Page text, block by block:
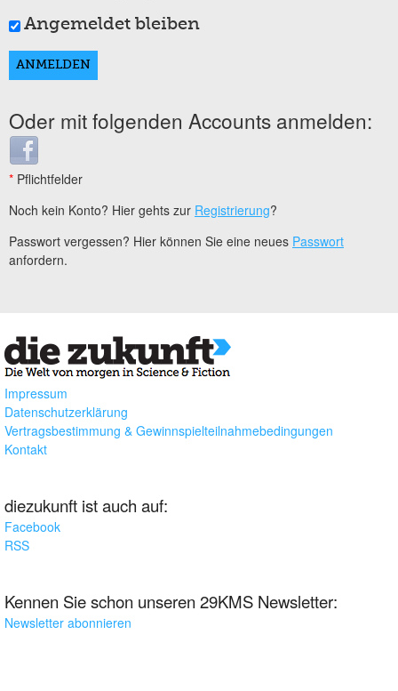
Angemeldet bleiben
Oder mit folgenden Accounts anmelden:
Login with Facebook
* Pflichtfelder
Noch kein Konto? Hier gehts zur Registrierung?
Passwort vergessen? Hier können Sie eine neues Passwort
anfordern.
Impressum
Datenschutzerklärung
Vertragsbestimmung & Gewinnspielteilnahmebedingungen
Kontakt
diezukunft ist auch auf:
Facebook
RSS
Kennen Sie schon unseren 29KMS Newsletter:
Newsletter abonnieren